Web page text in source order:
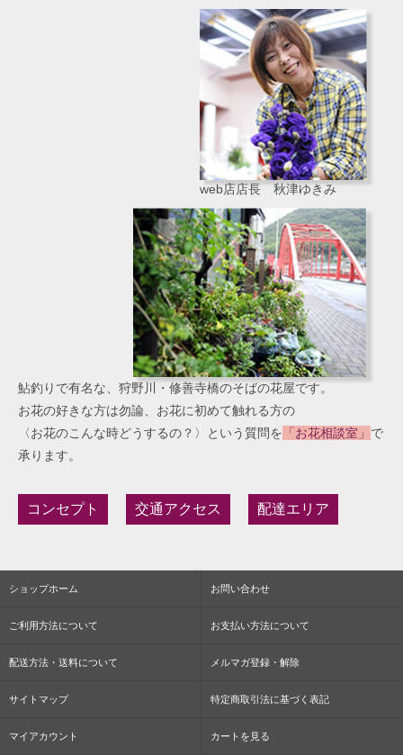
web店店長 秋津ゆきみ
鮎釣りで有名な、狩野川・修善寺橋のそばの花屋です。
お花の好きな方は勿論、お花に初めて触れる方の
〈お花のこんな時どうするの？〉という質問を 「お花相談室」 で
承ります。
コンセプト 交通アクセス 配達エリア
ショップホーム お問い合わせ
ご利用方法について お支払い方法について
配送方法・送料について メルマガ登録・解除
サイトマップ 特定商取引法に基づく表記
マイアカウント カートを見る